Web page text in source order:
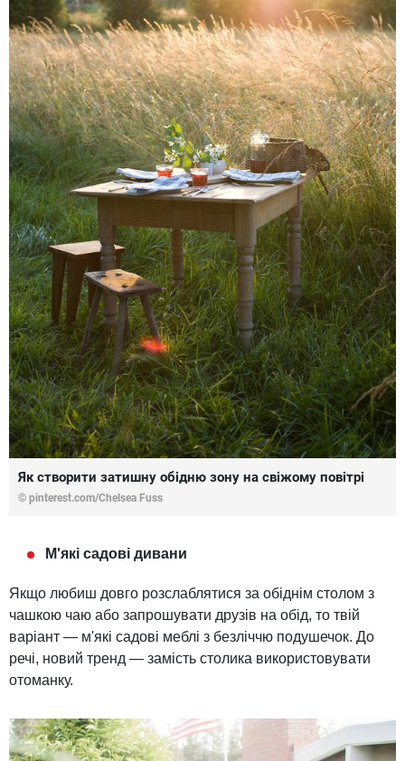
Як створити затишну обідню зону на свіжому повітрі
© pinterest.com/Chelsea Fuss
М'які садові дивани
Якщо любиш довго розслаблятися за обіднім столом з
чашкою чаю або запрошувати друзів на обід, то твій
варіант — м'які садові меблі з безліччю подушечок. До
речі, новий тренд — замість столика використовувати
отоманку.